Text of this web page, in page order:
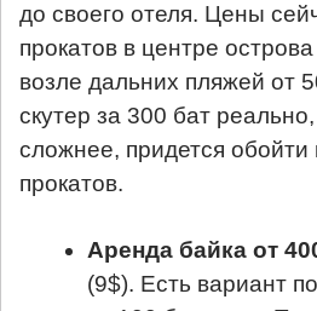
до своего отеля. Цены
прокатов в центре
возле дальних пляжей от
скутер за 300 бат
сложнее, придется обойти
прокатов.
Аренда байка от
(9$). Есть вариант